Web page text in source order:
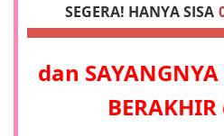
SEGERA! HANYA SISA
dan SAYANGNYA
BERAKHIR